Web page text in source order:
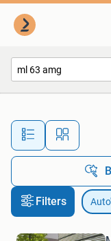
Filters